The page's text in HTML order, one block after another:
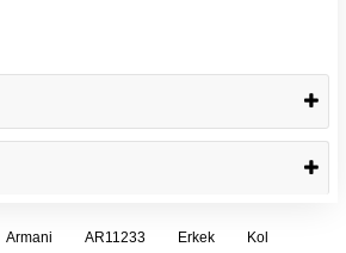
Armani AR11233 Erkek
Kol